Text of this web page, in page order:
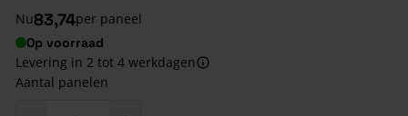
Nu83,74per paneel
Op voorraad
Levering in 2 tot 4 werkdagen
Aantal panelen